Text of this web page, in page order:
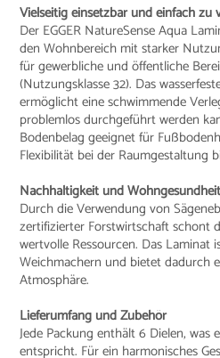
Vielseitig einsetzbar und einfach zu
Der EGGER NatureSense Aqua
den Wohnbereich mit starker
für gewerbliche und öffentliche
(Nutzungsklasse 32). Das
ermöglicht eine schwimmende
problemlos durchgeführt werden
Bodenbelag geeignet für
Flexibilität bei der Raumgestaltung
Nachhaltigkeit und
Durch die Verwendung von
zertifizierter Forstwirtschaft schont
wertvolle Ressourcen. Das Laminat
Weichmachern und bietet dadurch
Atmosphäre.
Lieferumfang und Zubehör
Jede Packung enthält 6 Dielen, was
entspricht. Für ein harmonisches